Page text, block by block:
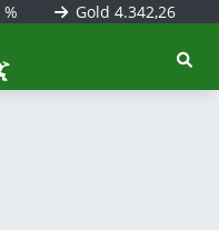
Gold 4.342,26